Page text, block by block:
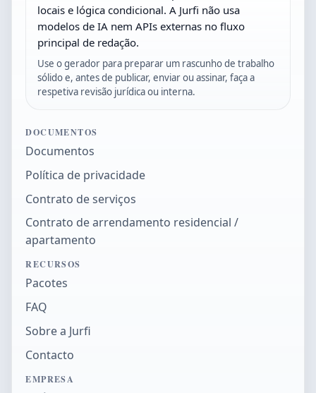
locais e lógica condicional. A Jurfi não usa
modelos de IA nem APIs externas no fluxo
principal de redação.
Use o gerador para preparar um rascunho de trabalho
sólido e, antes de publicar, enviar ou assinar, faça a
respetiva revisão jurídica ou interna.
DOCUMENTOS
Documentos
Política de privacidade
Contrato de serviços
Contrato de arrendamento residencial /
apartamento
RECURSOS
Pacotes
FAQ
Sobre a Jurfi
Contacto
EMPRESA